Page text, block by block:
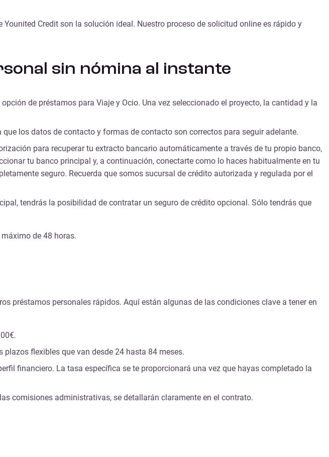
Credit son la solución ideal. Nuestro proceso de solicitud online es rápido y
sin nómina al instante
de préstamos para Viaje y Ocio. Una vez seleccionado el proyecto, la cantidad y la
los datos de contacto y formas de contacto son correctos para seguir adelante.
para recuperar tu extracto bancario automáticamente a través de tu propio banco,
tu banco principal y, a continuación, conectarte como lo haces habitualmente en tu
seguro. Recuerda que somos sucursal de crédito autorizada y regulada por el
tendrás la posibilidad de contratar un seguro de crédito opcional. Sólo tendrás que
de 48 horas.
préstamos personales rápidos. Aquí están algunas de las condiciones clave a tener en
flexibles que van desde 24 hasta 84 meses.
financiero. La tasa específica se te proporcionará una vez que hayas completado la
comisiones administrativas, se detallarán claramente en el contrato.